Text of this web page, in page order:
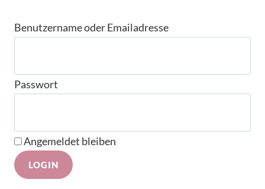
Benutzername oder Emailadresse
Passwort
Angemeldet bleiben